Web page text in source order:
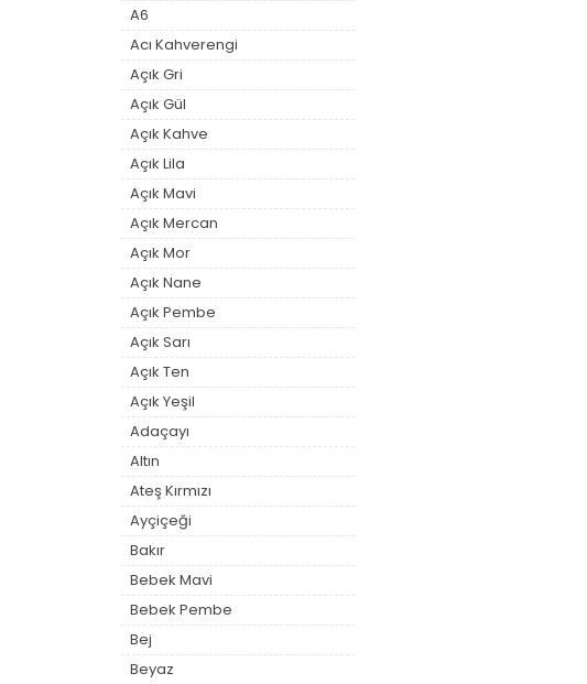
A6
Acı Kahverengi
Açık Gri
Açık Gül
Açık Kahve
Açık Lila
Açık Mavi
Açık Mercan
Açık Mor
Açık Nane
Açık Pembe
Açık Sarı
Açık Ten
Açık Yeşil
Adaçayı
Altın
Ateş Kırmızı
Ayçiçeği
Bakır
Bebek Mavi
Bebek Pembe
Bej
Beyaz